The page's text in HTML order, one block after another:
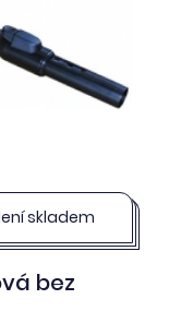
skladem
bez